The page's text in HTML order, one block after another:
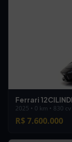
Ferrari
2025 • 0 km • 830 cv
R$ 7.600.000